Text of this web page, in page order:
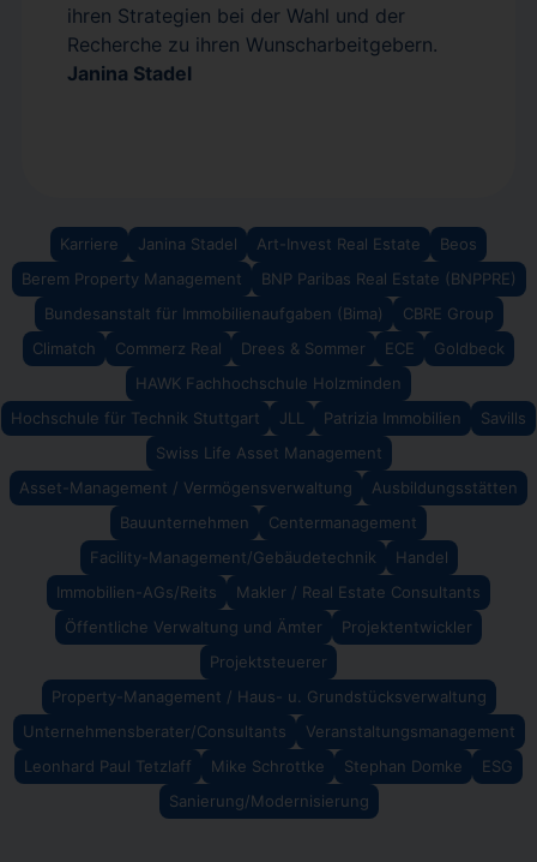
ihren Strategien bei der Wahl und der
Recherche zu ihren Wunscharbeitgebern.
Janina Stadel
Karriere Janina Stadel Art-Invest Real Estate
Beos
Berem Property Management
BNP Paribas Real Estate (BNPPRE)
Bundesanstalt für Immobilienaufgaben (Bima)
CBRE Group
Climatch
Commerz Real Drees & Sommer ECE
Goldbeck
HAWK Fachhochschule Holzminden
Hochschule für Technik Stuttgart
JLL Patrizia Immobilien
Savills
Swiss Life Asset Management
Asset-Management / Vermögensverwaltung
Ausbildungsstätten
Bauunternehmen
Centermanagement
Facility-Management/Gebäudetechnik
Handel
Immobilien-AGs/Reits
Makler / Real Estate Consultants
Öffentliche Verwaltung und Ämter
Projektentwickler
Projektsteuerer
Property-Management / Haus- u. Grundstücksverwaltung
Unternehmensberater/Consultants
Veranstaltungsmanagement
Leonhard Paul Tetzlaff
Mike Schrottke Stephan Domke
ESG
Sanierung/Modernisierung